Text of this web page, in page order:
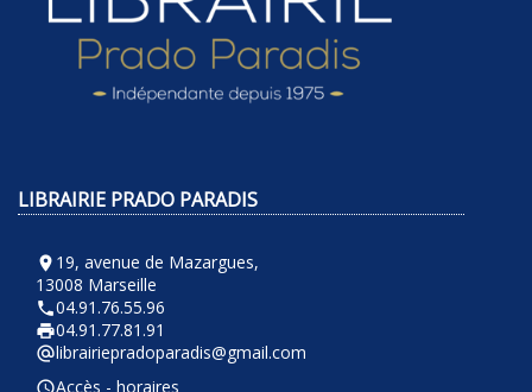
LIBRAIRIE PRADO PARADIS
room 19, avenue de Mazargues,
13008 Marseille
phone04.91.76.55.96
local_printshop04.91.77.81.91
alternate_emaillibrairiepradoparadis@gmail.com
query_builderAccès - horaires